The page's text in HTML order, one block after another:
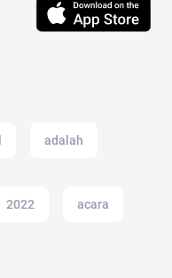
adalah
2022 acara